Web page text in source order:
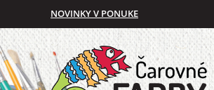
NOVINKY V PONUKE